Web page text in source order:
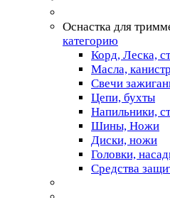
Оснастка для
категорию
Корд, Леска,
Масла,
Свечи
Цепи, бухты
Напильники,
Шины, Ножи
Диски, ножи
Головки,
Средства